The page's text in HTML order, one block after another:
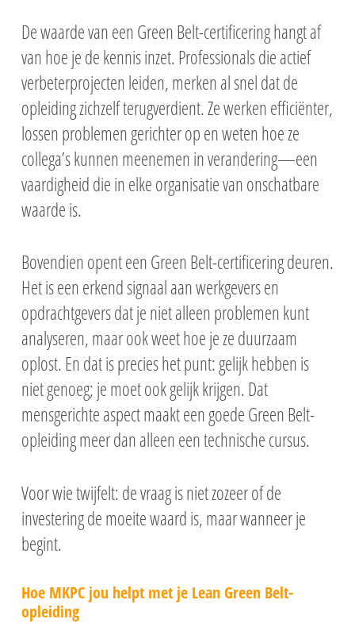
De waarde van een Green Belt-certificering hangt af
van hoe je de kennis inzet. Professionals die actief
verbeterprojecten leiden, merken al snel dat de
opleiding zichzelf terugverdient. Ze werken efficiënter,
lossen problemen gerichter op en weten hoe ze
collega’s kunnen meenemen in verandering—een
vaardigheid die in elke organisatie van onschatbare
waarde is.
Bovendien opent een Green Belt-certificering deuren.
Het is een erkend signaal aan werkgevers en
opdrachtgevers dat je niet alleen problemen kunt
analyseren, maar ook weet hoe je ze duurzaam
oplost. En dat is precies het punt: gelijk hebben is
niet genoeg; je moet ook gelijk krijgen. Dat
mensgerichte aspect maakt een goede Green Belt-
opleiding meer dan alleen een technische cursus.
Voor wie twijfelt: de vraag is niet zozeer of de
investering de moeite waard is, maar wanneer je
begint.
Hoe MKPC jou helpt met je Lean Green Belt-
opleiding